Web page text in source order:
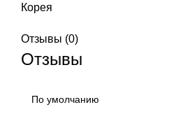
Корея
Отзывы (0)
Отзывы